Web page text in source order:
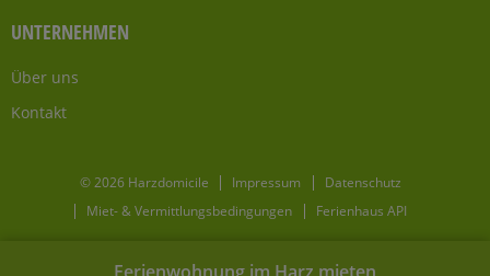
UNTERNEHMEN
Über uns
Kontakt
© 2026 Harzdomicile Impressum
Datenschutz
Miet- & Vermittlungsbedingungen
Ferienhaus API